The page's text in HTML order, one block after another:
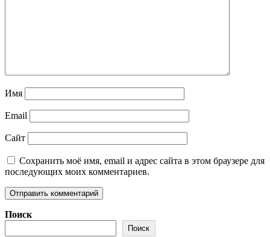
Имя
Email
Сайт
Сохранить моё имя, email и адрес сайта в этом браузере для
последующих моих комментариев.
Поиск
Поиск